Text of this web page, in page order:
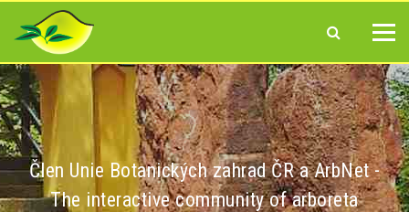
Člen Unie Botanických zahrad ČR a ArbNet -
The interactive community of arboreta